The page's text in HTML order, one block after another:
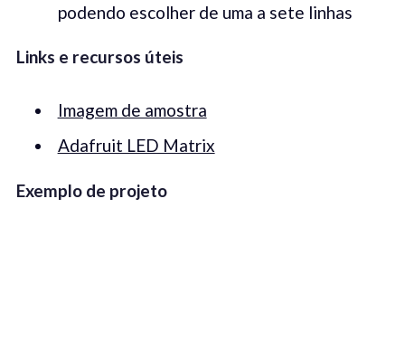
podendo escolher de uma a sete linhas
Links e recursos úteis
Imagem de amostra
Adafruit LED Matrix
Exemplo de projeto